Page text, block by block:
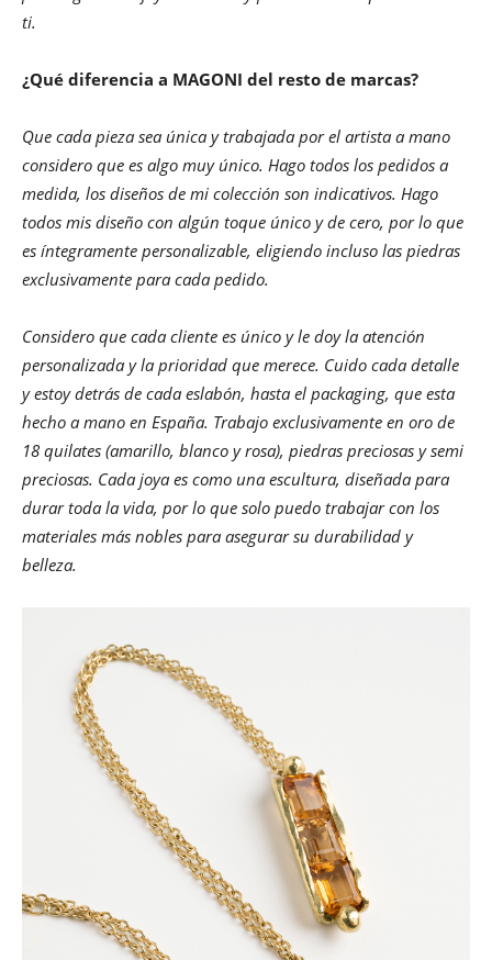
ti.
¿Qué diferencia a MAGONI del resto de marcas?
Que cada pieza sea única y trabajada por el artista a mano
considero que es algo muy único. Hago todos los pedidos a
medida, los diseños de mi colección son indicativos. Hago
todos mis diseño con algún toque único y de cero, por lo que
es íntegramente personalizable, eligiendo incluso las piedras
exclusivamente para cada pedido.
Considero que cada cliente es único y le doy la atención
personalizada y la prioridad que merece. Cuido cada detalle
y estoy detrás de cada eslabón, hasta el packaging, que esta
hecho a mano en España. Trabajo exclusivamente en oro de
18 quilates (amarillo, blanco y rosa), piedras preciosas y semi
preciosas. Cada joya es como una escultura, diseñada para
durar toda la vida, por lo que solo puedo trabajar con los
materiales más nobles para asegurar su durabilidad y
belleza.